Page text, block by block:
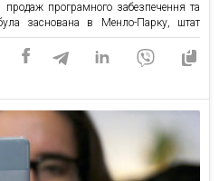
програмного забезпечення та
заснована в Менло-Парку, штат
і Сергієм Бріном. Google LLC
Alphabet Inc. Акції розміщено на